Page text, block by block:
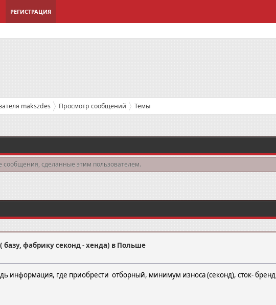
РЕГИСТРАЦИЯ
makszdes Просмотр сообщений Темы
сообщения, сделанные этим пользователем.
фабрику секонд - хенда) в Польше
информация, где приобрести отборный, минимум износа (секонд), сток-